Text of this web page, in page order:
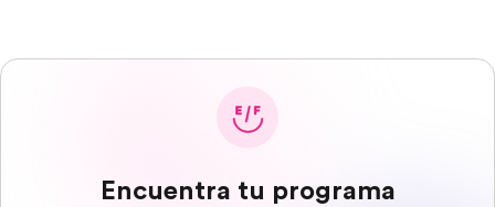
Encuentra tu programa